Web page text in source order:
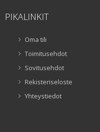
PIKALINKIT
Oma tili
Toimitusehdot
Sovitusehdot
Rekisteriseloste
Yhteystiedot